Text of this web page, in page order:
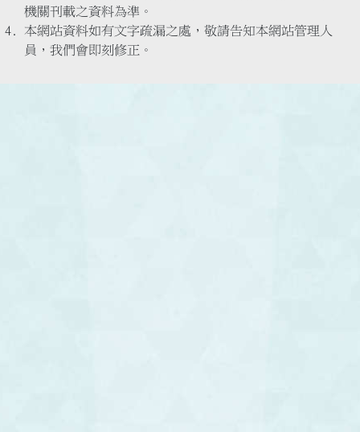
機關刊載之資料為準。
本網站資料如有文字疏漏之處，敬請告知本網站管理人
員，我們會即刻修正。